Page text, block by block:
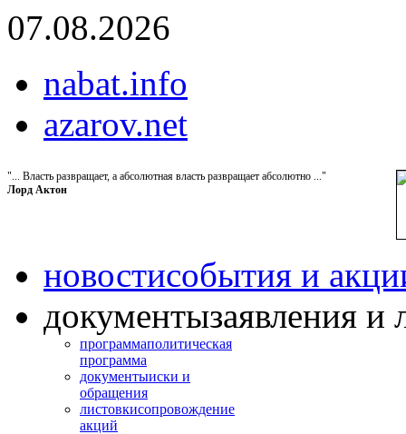
07.08.2026
nabat.info
azarov.net
"... Власть развращает, а абсолютная власть развращает абсолютно ..."
Лорд Актон
новостисобытия и
документызаявления и
программаполитическая
программа
документыиски и
обращения
листовкисопровождение
акций